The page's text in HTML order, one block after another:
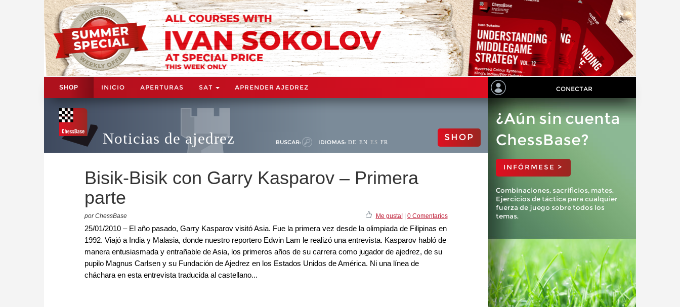
SHOP INICIO APERTURAS SAT APRENDER AJEDREZ CONECTAR
Noticias de ajedrez BUSCAR: IDIOMAS: DE EN ES FR SHOP
Bisik-Bisik con Garry Kasparov – Primera
parte
por ChessBase Me gusta!| 0 Comentarios
25/01/2010 – El año pasado, Garry Kasparov visitó Asia. Fue la primera vez desde la olimpiada de Filipinas en
1992. Viajó a India y Malasia, donde nuestro reportero Edwin Lam le realizó una entrevista. Kasparov habló de
manera entusiasmada y entrañable de Asia, los primeros años de su carrera como jugador de ajedrez, de su
pupilo Magnus Carlsen y su Fundación de Ajedrez en los Estados Unidos de América. Ni una línea de
cháchara en esta entrevista traducida al castellano...
¿Aún sin cuenta
ChessBase?
INFÓRMESE >
Combinaciones, sacrificios, mates.
Ejercicios de táctica para cualquier
fuerza de juego sobre todos los
temas.